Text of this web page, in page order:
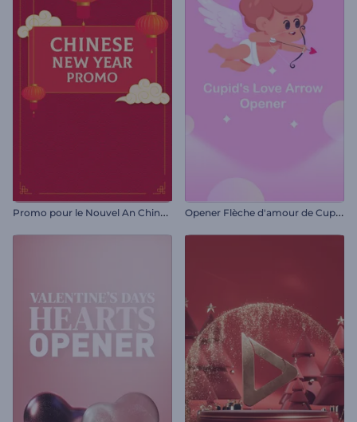
P
romo pour le Nouvel An Chinois O
pener Flèche d'amour de Cupidon